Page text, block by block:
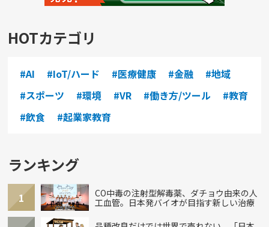
HOTカテゴリ
#AI #IoT/ハード #医療健康 #金融
#地域
#スポーツ
#環境 #VR #働き方/ツール
#教育
#飲食
#起業家教育
ランキング
1
CO中毒の注射型解毒薬、ダチョウ由来の人
工血管。日本発バイオが目指す新しい治療